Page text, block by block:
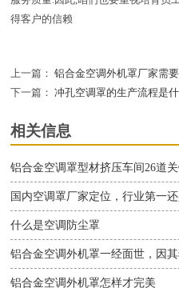
得客户的信赖
上一篇： 铝合金空调外机罩厂家需
下一篇： 冲孔空调罩的生产流程是
相关信息
铝合金空调罩型材挤压车间26道
国内空调罩厂家定位，行业第一
什么是空调防尘罩
铝合金空调外机罩一经面世，因
铝合金空调外机罩怎样才完美